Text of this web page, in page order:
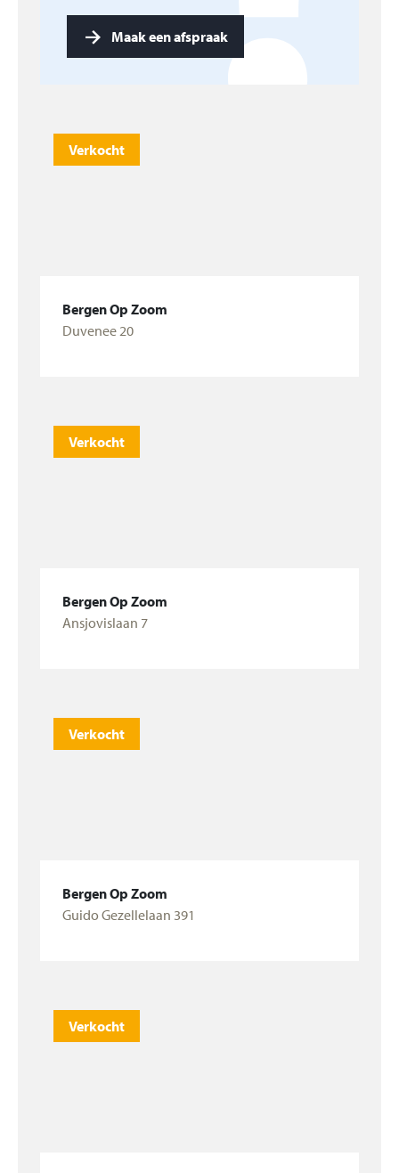
Maak een afspraak
Verkocht
Bergen Op Zoom
Duvenee 20
Verkocht
Bergen Op Zoom
Ansjovislaan 7
Verkocht
Bergen Op Zoom
Guido Gezellelaan 391
Verkocht